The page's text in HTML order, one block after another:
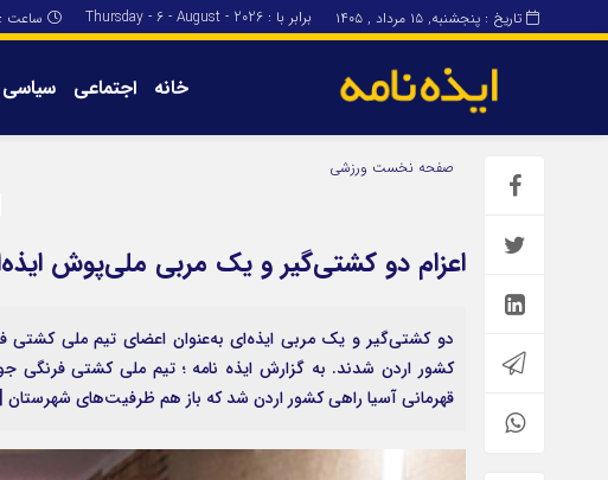
تاریخ : پنجشنبه, ۱۵ مرداد , ۱۴۰۵ برابر با : Thursday - 6 - August - 2026 ساعت :
خانه اجتماعی سیاسی
برگه نمونهصفحه نخست ورزشی
اعزام دو کشتی‌گیر و یک مربی ملی‌پوش
دو کشتی‌گیر و یک مربی ایذه‌ای به‌عنوان اعضای تیم ملی کشتی
کشور اردن شدند. به گزارش ایذه نامه ؛ تیم ملی کشتی فرنگی
قهرمانی آسیا راهی کشور اردن شد که باز هم ظرفیت‌های شهرستان